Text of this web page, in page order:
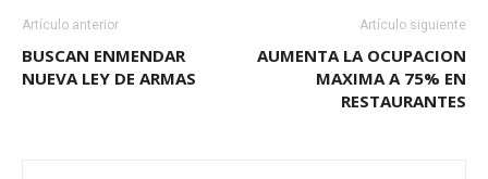
Artículo anterior
BUSCAN ENMENDAR
NUEVA LEY DE ARMAS
Artículo siguiente
AUMENTA LA OCUPACION
MAXIMA A 75% EN
RESTAURANTES